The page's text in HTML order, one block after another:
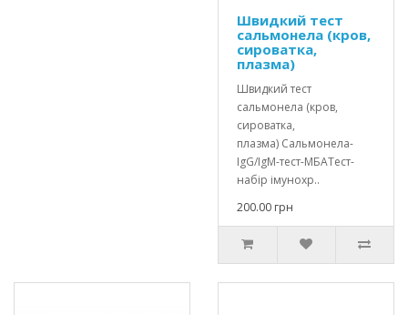
Швидкий тест
сальмонела (кров,
сироватка,
плазма)
Швидкий тест
сальмонела (кров,
сироватка,
плазма) Сальмонела-
IgG/IgM-тест-МБАТест-
набір імунохр..
200.00 грн